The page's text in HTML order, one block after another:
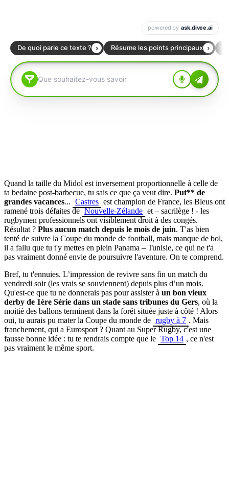
Quand la taille du Midol est inversement proportionnelle à celle de
ta bedaine post-barbecue, tu sais ce que ça veut dire. Put** de
grandes vacances... Castres est champion de France, les Bleus ont
ramené trois défaites de Nouvelle-Zélande et – sacrilège ! - les
rugbymen professionnels ont visiblement droit à des congés.
Résultat ? Plus aucun match depuis le mois de juin. T'as bien
tenté de suivre la Coupe du monde de football, mais manque de bol,
il a fallu que tu t'y mettes en plein Panama – Tunisie, ce qui ne t'a
pas vraiment donné envie de poursuivre l'aventure. On te comprend.
Bref, tu t'ennuies. L’impression de revivre sans fin un match du
vendredi soir (les vrais se souviennent) depuis plus d’un mois.
Qu'est-ce que tu ne donnerais pas pour assister à un bon vieux
derby de 1ère Série dans un stade sans tribunes du Gers, où la
moitié des ballons terminent dans la forêt située juste à côté ! Alors
oui, tu aurais pu mater la Coupe du monde de rugby à 7 . Mais
franchement, qui a Eurosport ? Quant au Super Rugby, c'est une
fausse bonne idée : tu te rendrais compte que le Top 14 , ce n'est
pas vraiment le même sport.